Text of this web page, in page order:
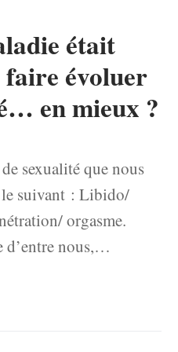
était
faire évoluer
en mieux ?
sexualité que nous
suivant : Libido/
orgasme.
d’entre nous,…